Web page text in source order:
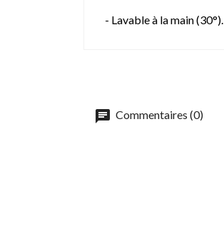
- Lavable à la main (30°).
Commentaires (0)